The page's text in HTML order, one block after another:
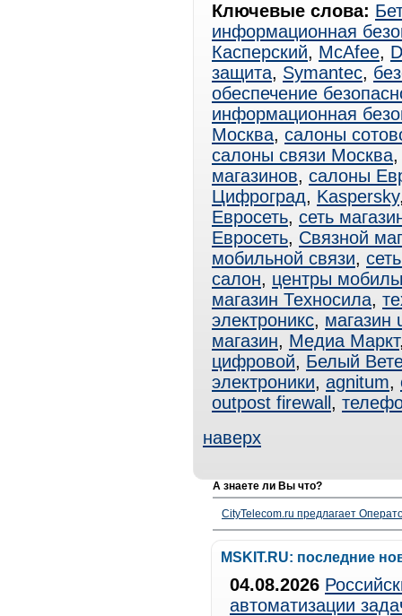
Ключевые слова:
информационная
Касперский, McAfee,
защита, Symantec,
обеспечение
информационная
Москва, салоны
салоны связи Москва
магазинов, салоны
Цифроград, Kaspersky
Евросеть, сеть
Евросеть, Связной
мобильной связи,
салон, центры
магазин Техносила,
электроникс, магазин
магазин, Медиа Маркт
цифровой, Белый
электроники, agnitum,
outpost firewall ,
наверх
А знаете ли Вы что?
CityTelecom.ru предлагает
MSKIT.RU: последние
04.08.2026
автоматизации